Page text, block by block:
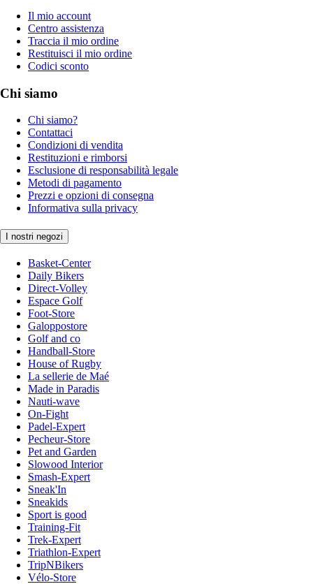
Il mio account
Centro assistenza
Traccia il mio ordine
Restituisci il mio ordine
Codici sconto
Chi siamo
Chi siamo?
Contattaci
Condizioni di vendita
Restituzioni e rimborsi
Esclusione di responsabilità legale
Metodi di pagamento
Prezzi e opzioni di consegna
Informativa sulla privacy
I nostri negozi
Basket-Center
Daily Bikers
Direct-Volley
Espace Golf
Foot-Store
Galoppostore
Golf and co
Handball-Store
House of Rugby
La sellerie de Maé
Made in Paradis
Nauti-wave
On-Fight
Padel-Expert
Pecheur-Store
Pet and Garden
Slowood Interior
Smash-Expert
Sneak'In
Sneakids
Sport is good
Training-Fit
Trek-Expert
Triathlon-Expert
TripNBikers
Vélo-Store